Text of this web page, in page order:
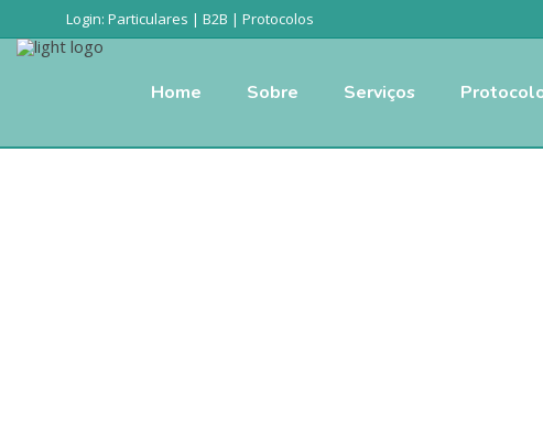
Login: Particulares | B2B | Protocolos
Home Sobre Serviços